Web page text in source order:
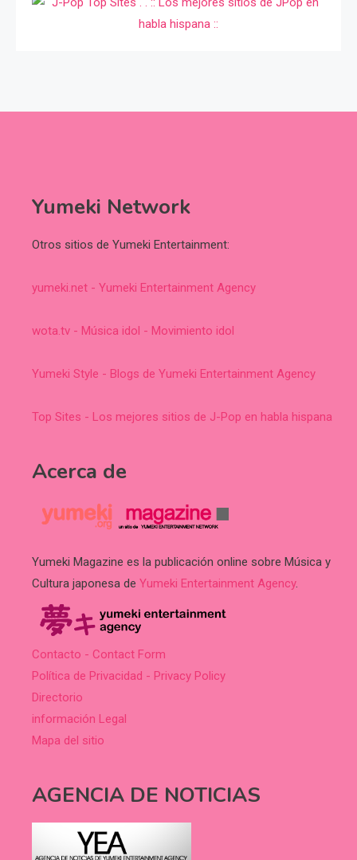
Yumeki Network
Otros sitios de Yumeki Entertainment:
yumeki.net - Yumeki Entertainment Agency
wota.tv - Música idol - Movimiento idol
Yumeki Style - Blogs de Yumeki Entertainment Agency
Top Sites - Los mejores sitios de J-Pop en habla hispana
Acerca de
Yumeki Magazine es la publicación online sobre Música y
Cultura japonesa de Yumeki Entertainment Agency.
Contacto - Contact Form
Política de Privacidad - Privacy Policy
Directorio
información Legal
Mapa del sitio
AGENCIA DE NOTICIAS